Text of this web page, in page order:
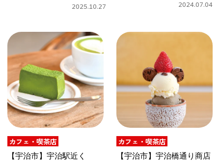
MAIN MENU
SERIES
カレーが好き
京都おやつクラブ
2025.10.27 2024.07.04
カフェ・喫茶店
【宇治市】宇治駅近く
カフェ・喫茶店
【宇治市】宇治橋通り商店